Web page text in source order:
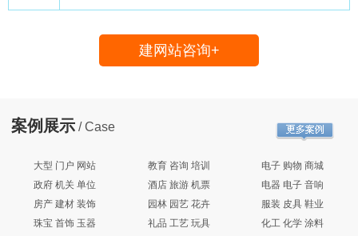
建网站咨询+
案例展示 / Case
大型 门户 网站 教育 咨询 培训
电子 购物 商城
政府 机关 单位
酒店 旅游 机票
电器 电子 音响
房产 建材 装饰
园林 园艺 花卉
服装 皮具 鞋业
珠宝 首饰 玉器
礼品 工艺 玩具
化工 化学 涂料